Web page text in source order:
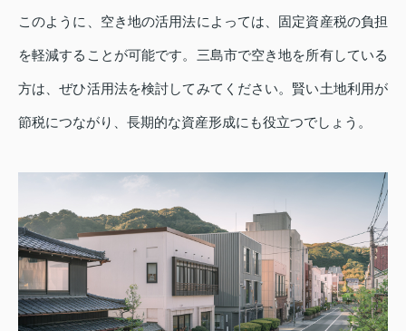
このように、空き地の活用法によっては、固定資産税の負担
を軽減することが可能です。三島市で空き地を所有している
方は、ぜひ活用法を検討してみてください。賢い土地利用が
節税につながり、長期的な資産形成にも役立つでしょう。